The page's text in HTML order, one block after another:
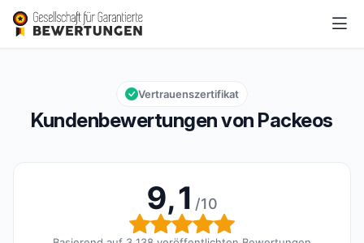
Packeos
Gesamtbewertung: 9,1 von 10
9,1/10
Kundenbewertungen von Packeos
Vertrauenszertifikat
9,1 /10
Gesamtbewertung: 9,1